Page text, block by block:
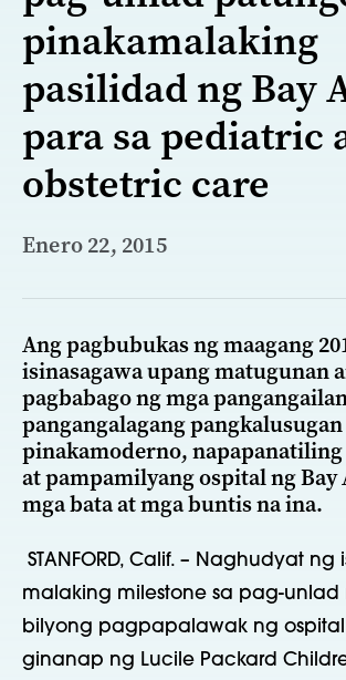
pinakamalaking
pasilidad ng Bay
para sa pediatric
obstetric care
Enero 22, 2015
Ang pagbubukas ng maagang
isinasagawa upang matugunan
pagbabago ng mga
pangangalagang pangkalusugan
pinakamoderno,
at pampamilyang ospital ng Bay
mga bata at mga buntis na ina.
STANFORD, Calif. – Naghudyat ng
malaking milestone sa pag-unlad
bilyong pagpapalawak ng ospital
ginanap ng Lucile Packard